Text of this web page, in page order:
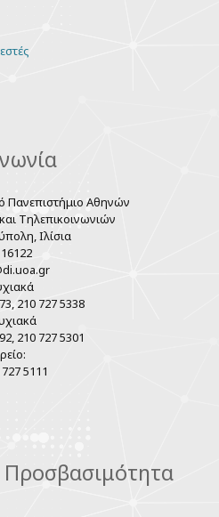
Πανεπιστήμιο Αθηνών
Τηλεπικοινωνιών
Ιλίσια
210 727 5338
210 727 5301
5111
Προσβασιμότητα